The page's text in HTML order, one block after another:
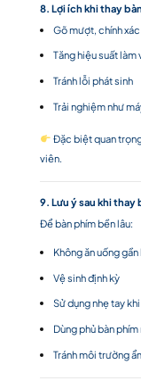
8. Lợi ích khi thay
Gõ mượt, chính xác
Tăng hiệu suất làm
Tránh lỗi phát sinh
Trải nghiệm như
Đặc biệt quan
viên.
9. Lưu ý sau khi thay
Để bàn phím bền lâu:
Không ăn uống
Vệ sinh định kỳ
Sử dụng nhẹ tay
Dùng phủ bàn phím
Tránh môi trường